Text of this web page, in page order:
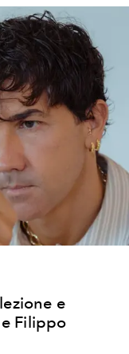
e
Filippo